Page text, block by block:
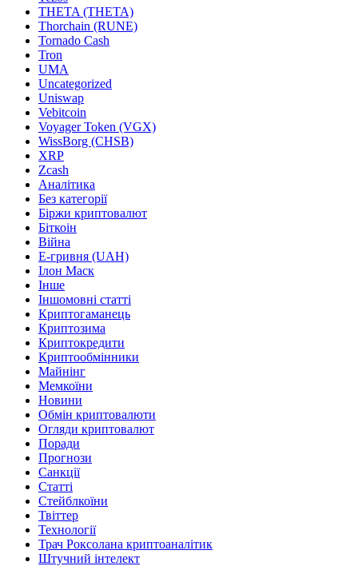
THETA (THETA)
Thorchain (RUNE)
Tornado Cash
Tron
UMA
Uncategorized
Uniswap
Vebitcoin
Voyager Token (VGX)
WissBorg (CHSB)
XRP
Zcash
Аналітика
Без категорії
Біржи криптовалют
Біткоін
Війна
Е-гривня (UAH)
Ілон Маск
Інше
Іншомовні статті
Криптогаманець
Криптозима
Криптокредити
Криптообмінники
Майнінг
Мемкоїни
Новини
Обмін криптовалюти
Огляди криптовалют
Поради
Прогнози
Санкції
Статті
Стейблкоїни
Твіттер
Технології
Трач Роксолана криптоаналітик
Штучний інтелект